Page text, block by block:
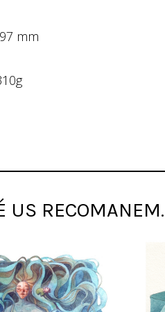
mm
US